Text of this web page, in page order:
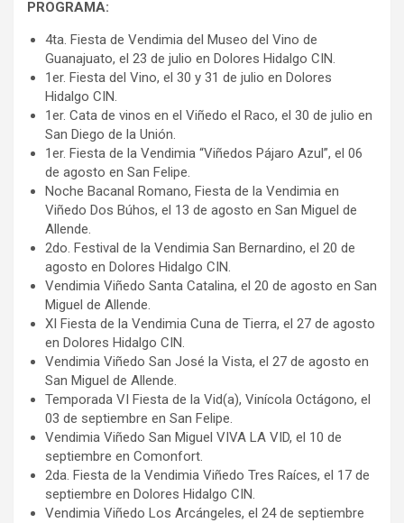
PROGRAMA:
4ta. Fiesta de Vendimia del Museo del Vino de
Guanajuato, el 23 de julio en Dolores Hidalgo CIN.
1er. Fiesta del Vino, el 30 y 31 de julio en Dolores
Hidalgo CIN.
1er. Cata de vinos en el Viñedo el Raco, el 30 de julio en
San Diego de la Unión.
1er. Fiesta de la Vendimia “Viñedos Pájaro Azul”, el 06
de agosto en San Felipe.
Noche Bacanal Romano, Fiesta de la Vendimia en
Viñedo Dos Búhos, el 13 de agosto en San Miguel de
Allende.
2do. Festival de la Vendimia San Bernardino, el 20 de
agosto en Dolores Hidalgo CIN.
Vendimia Viñedo Santa Catalina, el 20 de agosto en San
Miguel de Allende.
XI Fiesta de la Vendimia Cuna de Tierra, el 27 de agosto
en Dolores Hidalgo CIN.
Vendimia Viñedo San José la Vista, el 27 de agosto en
San Miguel de Allende.
Temporada VI Fiesta de la Vid(a), Vinícola Octágono, el
03 de septiembre en San Felipe.
Vendimia Viñedo San Miguel VIVA LA VID, el 10 de
septiembre en Comonfort.
2da. Fiesta de la Vendimia Viñedo Tres Raíces, el 17 de
septiembre en Dolores Hidalgo CIN.
Vendimia Viñedo Los Arcángeles, el 24 de septiembre